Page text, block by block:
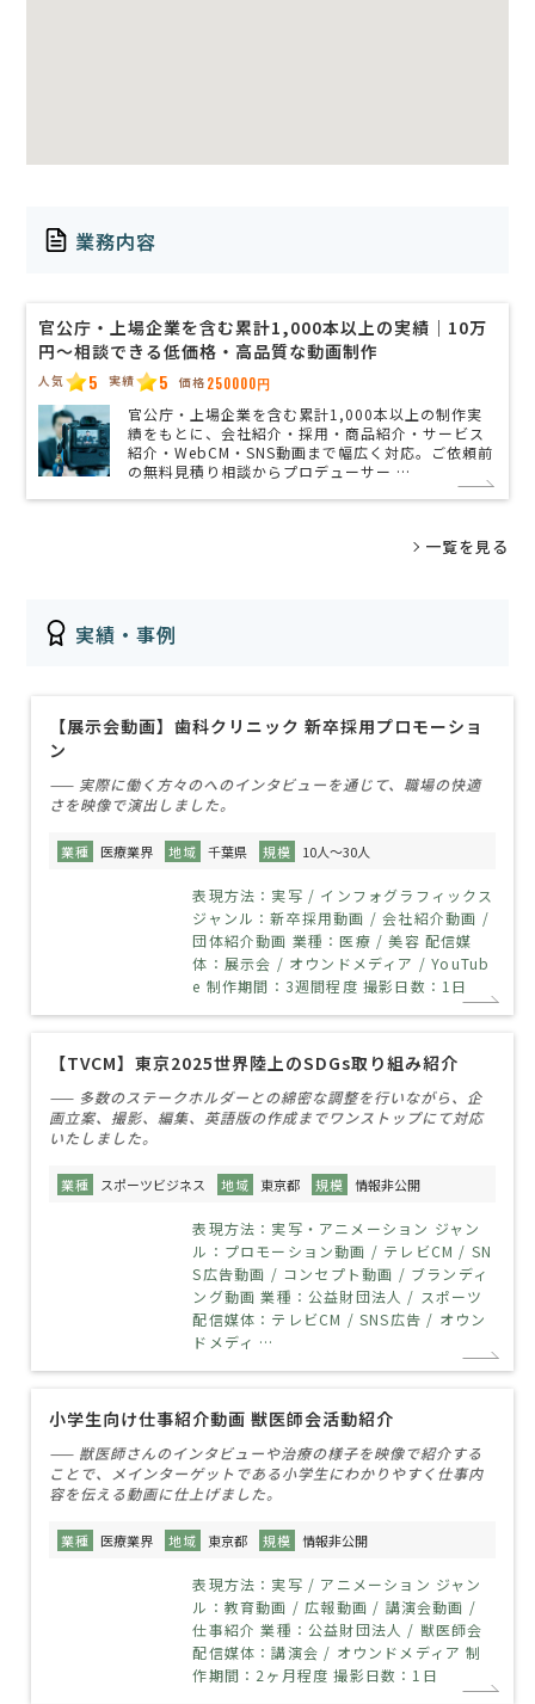
業務内容
官公庁・上場企業を含む累計1,000本以上の実績｜10万
円〜相談できる低価格・高品質な動画制作
人気 5 実績 5 価格 250000円
官公庁・上場企業を含む累計1,000本以上の制作実
績をもとに、会社紹介・採用・商品紹介・サービス
紹介・WebCM・SNS動画まで幅広く対応。ご依頼前
の無料見積り相談からプロデューサー …
一覧を見る
実績・事例
【展示会動画】歯科クリニック 新卒採用プロモーショ
ン
—— 実際に働く方々のへのインタビューを通じて、職場の快適
さを映像で演出しました。
業種 医療業界 地域 千葉県 規模 10人～30人
表現方法：実写 / インフォグラフィックス
ジャンル：新卒採用動画 / 会社紹介動画 /
団体紹介動画 業種：医療 / 美容 配信媒
体：展示会 / オウンドメディア / YouTub
e 制作期間：3週間程度 撮影日数：1日
【TVCM】東京2025世界陸上のSDGs取り組み紹介
—— 多数のステークホルダーとの綿密な調整を行いながら、企
画立案、撮影、編集、英語版の作成までワンストップにて対応
いたしました。
業種 スポーツビジネス 地域 東京都 規模 情報非公開
表現方法：実写・アニメーション ジャン
ル：プロモーション動画 / テレビCM / SN
S広告動画 / コンセプト動画 / ブランディ
ング動画 業種：公益財団法人 / スポーツ
配信媒体：テレビCM / SNS広告 / オウン
ドメディ …
小学生向け仕事紹介動画 獣医師会活動紹介
—— 獣医師さんのインタビューや治療の様子を映像で紹介する
ことで、メインターゲットである小学生にわかりやすく仕事内
容を伝える動画に仕上げました。
業種 医療業界 地域 東京都 規模 情報非公開
表現方法：実写 / アニメーション ジャン
ル：教育動画 / 広報動画 / 講演会動画 /
仕事紹介 業種：公益財団法人 / 獣医師会
配信媒体：講演会 / オウンドメディア 制
作期間：2ヶ月程度 撮影日数：1日